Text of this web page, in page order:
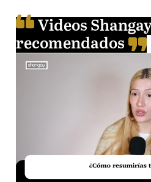
Videos
recomendados